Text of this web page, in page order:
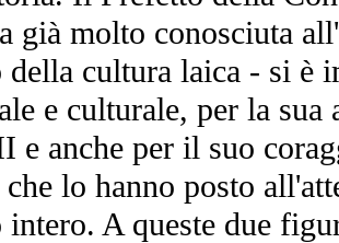
già molto conosciuta
della cultura laica - si è
e culturale, per la
e anche per il suo
lo hanno posto
intero. A queste due